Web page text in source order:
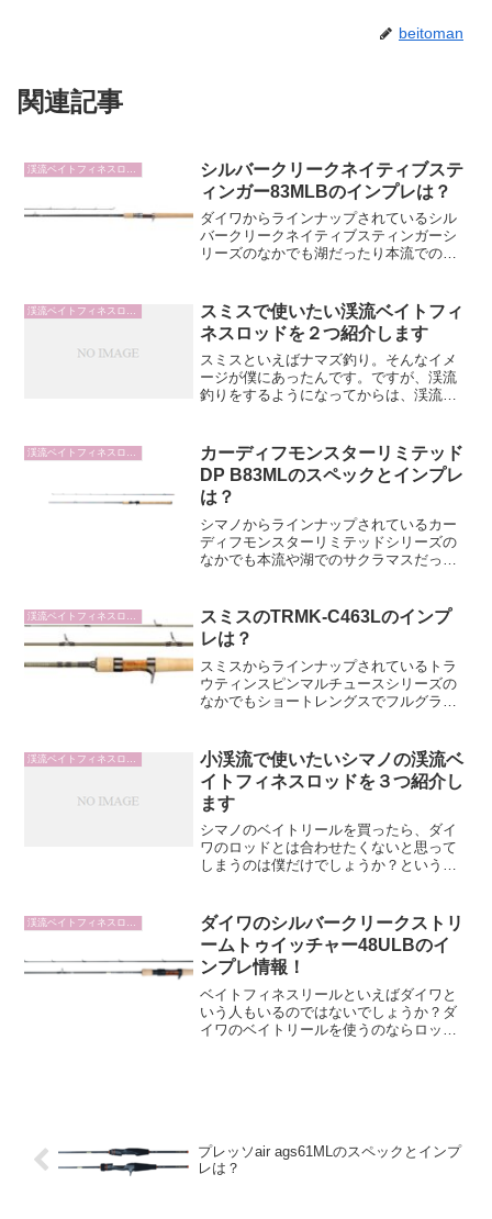
beitoman
関連記事
シルバークリークネイティブステ
ィンガー83MLBのインプレは？
ダイワからラインナップされているシル
バークリークネイティブスティンガーシ
リーズのなかでも湖だったり本流でのサ
イトタックルでサクラマスだったり大型
レインボーを狙いたい...
スミスで使いたい渓流ベイトフィ
ネスロッドを２つ紹介します
スミスといえばナマズ釣り。そんなイメ
ージが僕にあったんです。ですが、渓流
釣りをするようになってからは、渓流釣
にむけてスミスで使いたい渓流ベイトフ
ィネスロッドを２つ紹介し...
渓流ベイトフィネスロッド
カーディフモンスターリミテッド
DP B83MLのスペックとインプレ
は？
シマノからラインナップされているカー
ディフモンスターリミテッドシリーズの
なかでも本流や湖でのサクラマスだった
のトラウト用のベイトロッドを探してい
る人はB83MLを...
渓流ベイトフィネスロッド
スミスのTRMK-C463Lのインプ
レは？
スミスからラインナップされているトラ
ウティンスピンマルチュースシリーズの
なかでもショートレングスでフルグラス
ている人はチェックしたいですよね。そ
んなTRMK-...
小渓流で使いたいシマノの渓流ベ
イトフィネスロッドを３つ紹介し
ます
シマノのベイトリールを買ったら、ダイ
ワのロッドとは合わせたくないと思って
しまうのは僕だけでしょうか？というこ
介していきます。この記事では、これか
ら本格的に小渓流で渓流ベ...
渓流ベイトフィネスロッド
ダイワのシルバークリークストリ
ームトゥイッチャー48ULBのイ
ンプレ情報！
ベイトフィネスリールといえばダイワと
いう人もいるのではないでしょうか？ダ
イワのベイトリールを使うのならロッド
プレッソair ags61MLのスペックとインプ
レは？